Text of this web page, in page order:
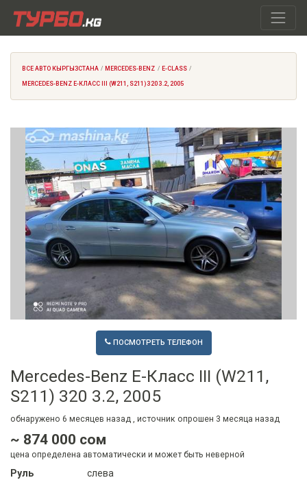
ВСЕ АВТО КЫРГЫЗСТАНА MERCEDES-BENZ E-CLASS
MERCEDES-BENZ E-КЛАСС III (W211, S211) 320 3.2, 2005
ПОСМОТРЕТЬ ТЕЛЕФОН
Mercedes-Benz E-Класс III (W211,
S211) 320 3.2, 2005
обнаружено 6 месяцев назад , источник опрошен 3 месяца назад
~ 874 000 сом
цена определена автоматически и может быть неверной
Руль
слева